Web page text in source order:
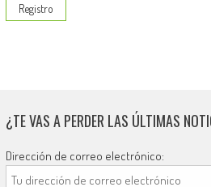
¿TE VAS A PERDER LAS ÚLTIMAS
Dirección de correo electrónico: